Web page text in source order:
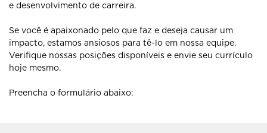
e desenvolvimento de carreira.
Se você é apaixonado pelo que faz e deseja causar um
impacto, estamos ansiosos para tê-lo em nossa equipe.
Verifique nossas posições disponíveis e envie seu currículo
hoje mesmo.
Preencha o formulário abaixo: